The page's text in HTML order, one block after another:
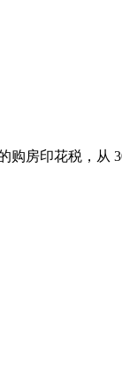
房印花税，从